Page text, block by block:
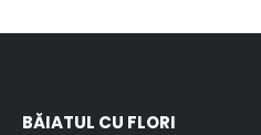
BĂIATUL CU FLORI